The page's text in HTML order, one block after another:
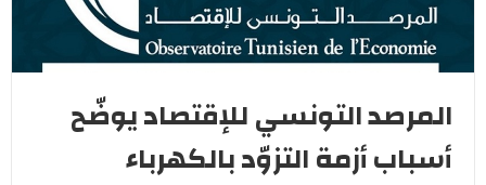
المرصد التونسي للإقتصاد يوضّح
أسباب أزمة التزوّد بالكهرباء